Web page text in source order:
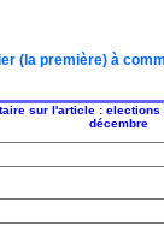
(la première) à
sur l'article :
décembre